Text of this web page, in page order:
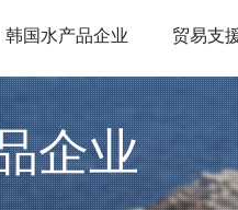
韩国水产品企业 贸易支
企业